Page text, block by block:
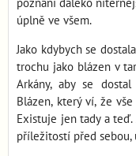
úplně ve všem.
Jako kdybych se
trochu jako blázen v
Arkány, aby se
Blázen, který ví, že
Existuje jen tady a
příležitostí před sebou,